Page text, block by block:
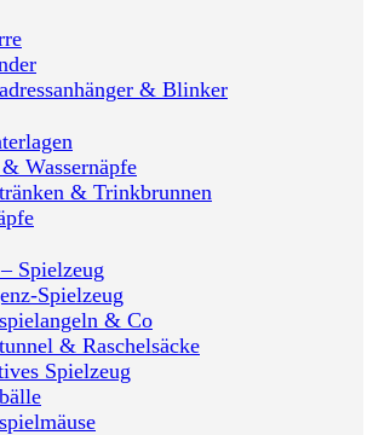
& Blinker
Wassernäpfe
& Trinkbrunnen
Spielzeug
Spielzeug
& Co
& Raschelsäcke
Spielzeug